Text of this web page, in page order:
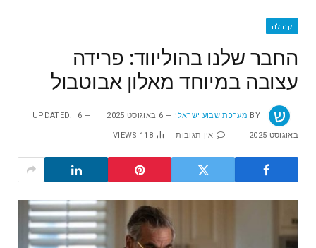
קהילה
החבר שלנו בהוליווד: פרידה
עצובה במיוחד מאלון אבוטבול
BY מערכת שבוע ישראלי 6 באוגוסט 2025 UPDATED: 6
באוגוסט 2025 אין תגובות 118
VIEWS